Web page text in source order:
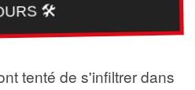
🛠️
tenté de s'infiltrer dans